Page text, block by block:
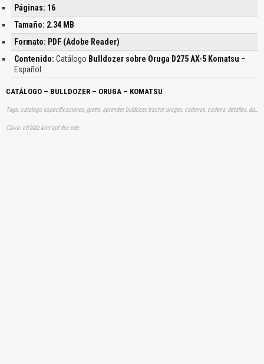
Páginas: 16
Tamaño: 2.34 MB
Formato: PDF (Adobe Reader)
Contenido: Catálogo Bulldozer sobre Oruga D275 AX-5 Komatsu –
Español
CATÁLOGO – BULLDOZER – ORUGA – KOMATSU
Tags: catalogo, especificaciones, gratis, aprender, buldozer, tractor, orugas, cadenas, cadena, detalles, datos, descargas
Clave: ctl bldz kmt spf dsc edc